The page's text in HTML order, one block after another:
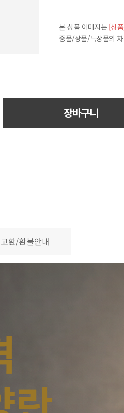
본 상품 이미지는 [상
중품/상품/특상품의
장바구니
교환/환불안내